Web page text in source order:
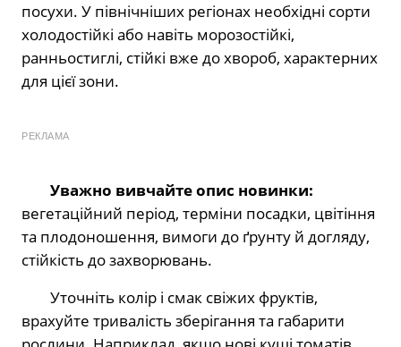
посухи. У північніших регіонах необхідні сорти
холодостійкі або навіть морозостійкі,
ранньостиглі, стійкі вже до хвороб, характерних
для цієї зони.
РЕКЛАМА
Уважно вивчайте опис новинки:
вегетаційний період, терміни посадки, цвітіння
та плодоношення, вимоги до ґрунту й догляду,
стійкість до захворювань.
Уточніть колір і смак свіжих фруктів,
врахуйте тривалість зберігання та габарити